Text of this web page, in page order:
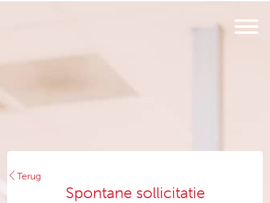
Terug
Spontane sollicitatie